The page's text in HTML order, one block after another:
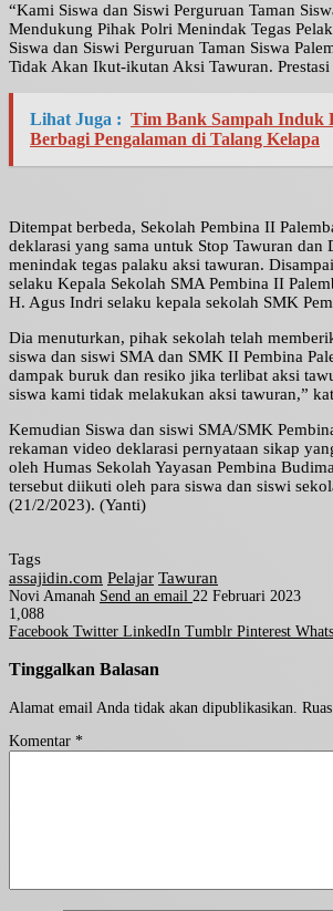
“Kami Siswa dan Siswi Perguruan Taman
Mendukung Pihak Polri Menindak Tegas
Siswa dan Siswi Perguruan Taman Siswa
Tidak Akan Ikut-ikutan Aksi Tawuran. Prestasi
Lihat Juga : Tim Bank Sampah Induk
Berbagi Pengalaman di Talang Kelapa
Ditempat berbeda, Sekolah Pembina II
deklarasi yang sama untuk Stop Tawuran dan
menindak tegas palaku aksi tawuran.
selaku Kepala Sekolah SMA Pembina II
H. Agus Indri selaku kepala sekolah SMK
Dia menuturkan, pihak sekolah telah
siswa dan siswi SMA dan SMK II Pembina
dampak buruk dan resiko jika terlibat aksi
siswa kami tidak melakukan aksi tawuran,”
Kemudian Siswa dan siswi SMA/SMK
rekaman video deklarasi pernyataan sikap
oleh Humas Sekolah Yayasan Pembina
tersebut diikuti oleh para siswa dan siswi
(21/2/2023). (Yanti)
Tags
assajidin.com Pelajar Tawuran
Novi Amanah Send an email 22 Februari 2023
1,088
Facebook Twitter LinkedIn Tumblr Pinterest
Tinggalkan Balasan
Alamat email Anda tidak akan dipublikasikan.
Komentar *